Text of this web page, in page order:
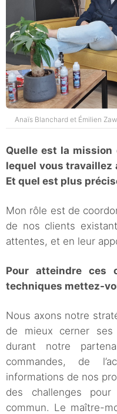
Anaïs Blanchard et Émilien
Quelle est la
lequel vous travaillez
Et quel est plus
Mon rôle est de
de nos clients
attentes, et en leur
Pour atteindre ces
techniques mettez-
Nous axons notre
de mieux cerner ses
durant notre
commandes, de
informations de nos
des challenges
commun. Le maître-